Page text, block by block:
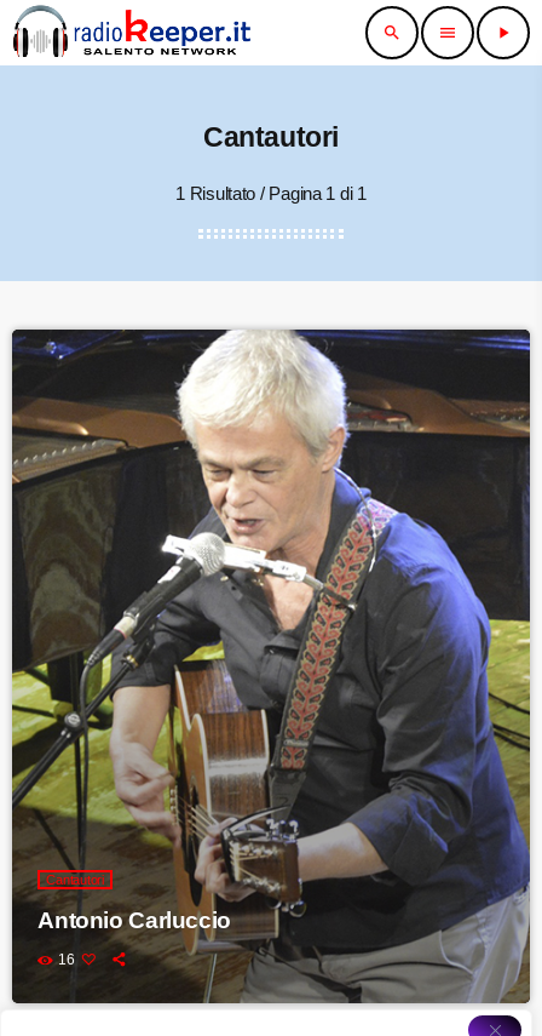
search menu play_arrow
Cantautori
1 Risultato / Pagina 1 di 1
Cantautori
Antonio Carluccio
16